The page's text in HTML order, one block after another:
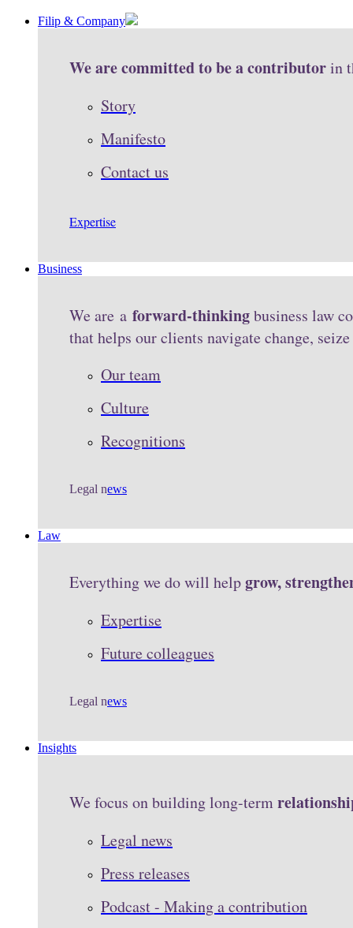
Filip & Company
We are committed to be a contributorin
Story
Manifesto
Contact us
Expertise
Business
We are a forward-thinkingbusiness law
that helps our clients navigate change,
Our team
Culture
Recognitions
Legal news
Law
Everything we do will helpgrow,
Expertise
Future colleagues
Legal news
Insights
We focus on building long-term
Legal news
Press releases
Podcast - Making a contribution